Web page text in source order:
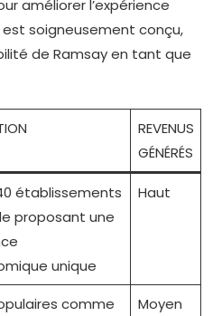
améliorer l’expérience
soigneusement conçu,
de Ramsay en tant que
REVENUS
GÉNÉRÉS
établissements
proposant une
unique
Haut
comme
Moyen